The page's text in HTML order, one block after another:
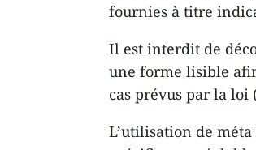
fournies à titre
Il est interdit de
une forme lisible
cas prévus par la loi
L’utilisation de